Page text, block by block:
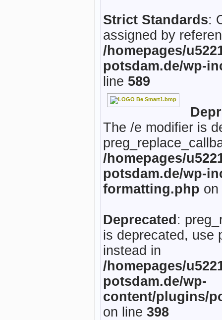
Strict Standards:
assigned by
/homepages/
potsdam.de/wp-
line 589
The /e modifier is
/homepages/
potsdam.de/wp-
formatting.php
Deprecated :
is deprecated, use
instead in
/homepages/
potsdam.de/wp-
content/plugins/
on line 398